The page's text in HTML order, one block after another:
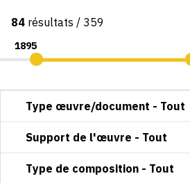
Consultation par image
84 résultats / 359
Type œuvre/document - Tout
Support de l'œuvre - Tout
Type de composition - Tout